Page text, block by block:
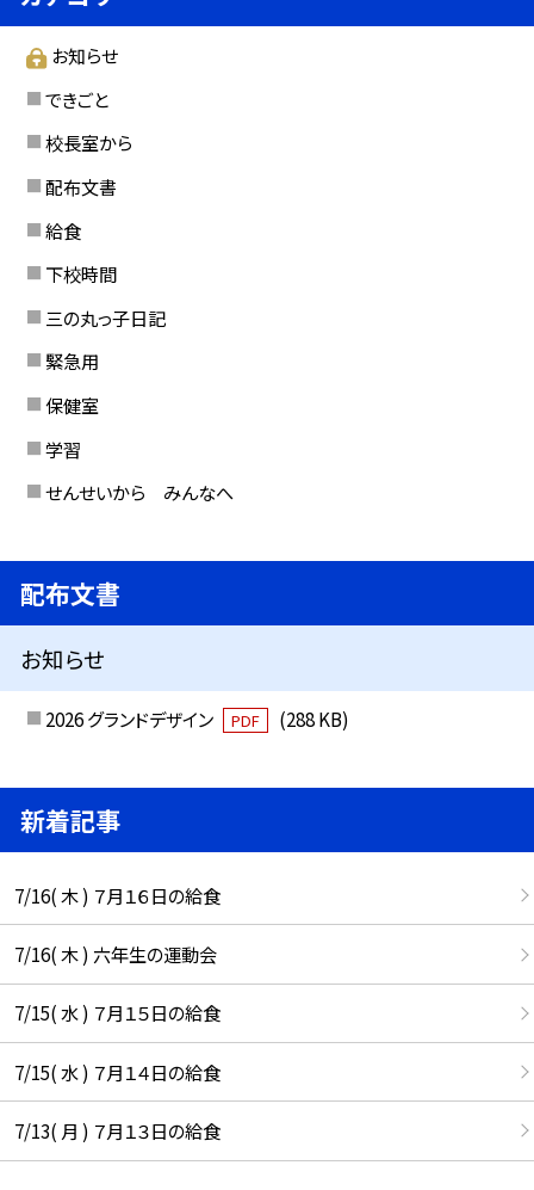
お知らせ
できごと
校長室から
配布文書
給食
下校時間
三の丸っ子日記
緊急用
保健室
学習
せんせいから みんなへ
配布文書
お知らせ
2026 グランドデザイン PDF (288 KB)
新着記事
7/16( 木 ) ７月１６日の給食
7/16( 木 ) 六年生の運動会
7/15( 水 ) ７月１５日の給食
7/15( 水 ) ７月１４日の給食
7/13( 月 ) ７月１３日の給食